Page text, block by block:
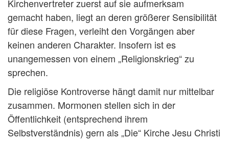
Kirchenvertreter zuerst auf sie aufmerksam
gemacht haben, liegt an deren größerer Sensibilität
für diese Fragen, verleiht den Vorgängen aber
keinen anderen Charakter. Insofern ist es
unangemessen von einem „Religionskrieg“ zu
sprechen.
Die religiöse Kontroverse hängt damit nur mittelbar
zusammen. Mormonen stellen sich in der
Öffentlichkeit (entsprechend ihrem
Selbstverständnis) gern als „Die“ Kirche Jesu Christi